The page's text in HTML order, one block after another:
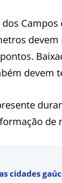
Campos
devem
cidades